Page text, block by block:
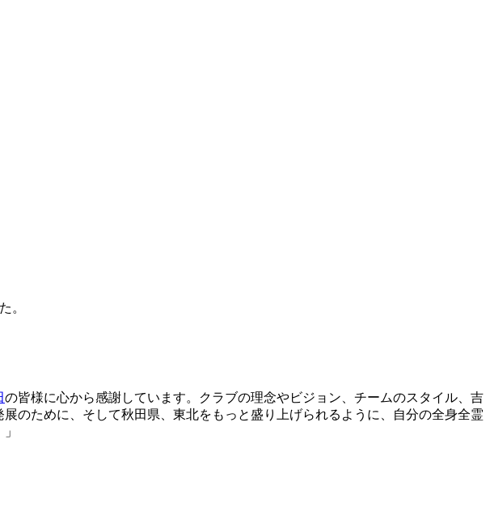
。
の皆様に心から感謝しています。クラブの理念やビジョン、チームのスタイル、吉
展のために、そして秋田県、東北をもっと盛り上げられるように、自分の全身全霊